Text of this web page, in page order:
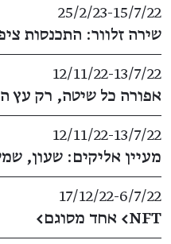
15/7/22
​-​
25/2/23
שירה זלוור: התכנסות
13/7/22
​-​
12/11/22
אפורה כל שיטה, רק עץ
13/7/22
​-​
12/11/22
מעיין אליקים: שעון,
6/7/22
​-​
17/12/22
NFT> אחד מסוגם
←